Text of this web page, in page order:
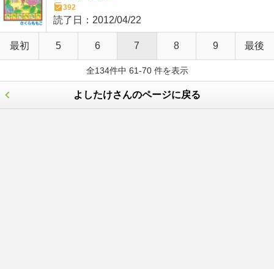
392
読了日： 2012/04/22
最初 5 6 7 8 9 最後
全134件中 61-70 件を表示
よしたけさんのページに戻る